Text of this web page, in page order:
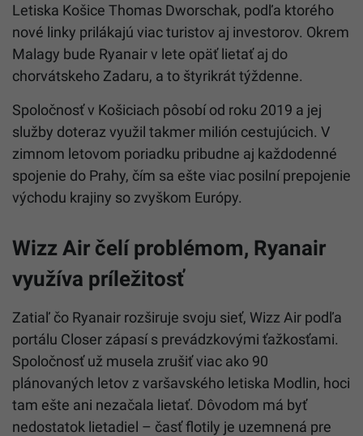
Letiska Košice Thomas Dworschak, podľa ktorého
nové linky prilákajú viac turistov aj investorov. Okrem
Malagy bude Ryanair v lete opäť lietať aj do
chorvátskeho Zadaru, a to štyrikrát týždenne.
Spoločnosť v Košiciach pôsobí od roku 2019 a jej
služby doteraz využil takmer milión cestujúcich. V
zimnom letovom poriadku pribudne aj každodenné
spojenie do Prahy, čím sa ešte viac posilní prepojenie
východu krajiny so zvyškom Európy.
Wizz Air čelí problémom, Ryanair
využíva príležitosť
Zatiaľ čo Ryanair rozširuje svoju sieť, Wizz Air podľa
portálu Closer zápasí s prevádzkovými ťažkosťami.
Spoločnosť už musela zrušiť viac ako 90
plánovaných letov z varšavského letiska Modlin, hoci
tam ešte ani nezačala lietať. Dôvodom má byť
nedostatok lietadiel – časť flotily je uzemnená pre